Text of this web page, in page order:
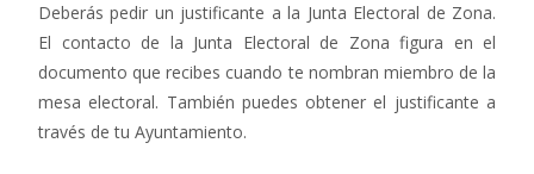
Deberás pedir un justificante a la Junta Electoral de Zona.
El contacto de la Junta Electoral de Zona figura en el
documento que recibes cuando te nombran miembro de la
mesa electoral. También puedes obtener el justificante a
través de tu Ayuntamiento.